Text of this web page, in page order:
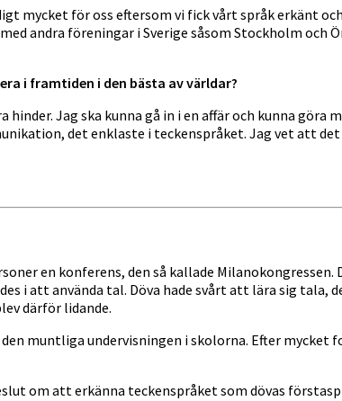
mycket för oss eftersom vi fick vårt språk erkänt
andra föreningar i Sverige såsom Stockholm och
i framtiden i den bästa av världar?
hinder. Jag ska kunna gå in i en affär och kunna
det enklaste i teckenspråket. Jag vet att
en konferens, den så kallade
i att använda tal. Döva hade svårt att lära sig tala,
därför lidande.
muntliga undervisningen i skolorna. Efter mycket
om att erkänna teckenspråket som dövas